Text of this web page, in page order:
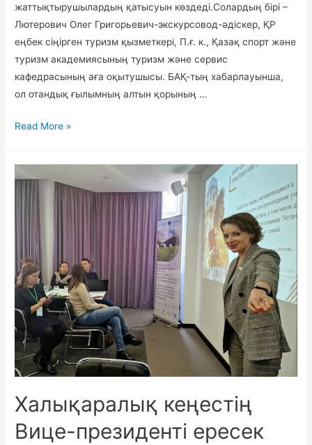
жаттықтырушылардың қатысуын көздеді.Солардың бірі –
Лютерович Олег Григорьевич-экскурсовод-әдіскер, ҚР
еңбек сіңірген туризм қызметкері, П.ғ. к., Қазақ спорт және
туризм академиясының туризм және сервис
кафедрасының аға оқытушысы. БАҚ-тың хабарлауынша,
ол отандық ғылымның алтын қорының …
Sustouka
»
жаттықтырушысы-
және
семинаристер
үшін
тау
шатқалына
тур
ұйымдастырған
экскурсовод.
Read More »
Халықаралық кеңестің
Вице-президенті ересек